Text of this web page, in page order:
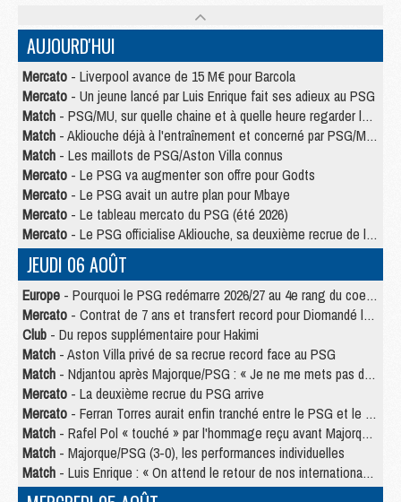
AUJOURD'HUI
Mercato - Liverpool avance de 15 M€ pour Barcola
Mercato - Un jeune lancé par Luis Enrique fait ses adieux au PSG
Match - PSG/MU, sur quelle chaine et à quelle heure regarder le match ?
Match - Akliouche déjà à l'entraînement et concerné par PSG/MU ?
Match - Les maillots de PSG/Aston Villa connus
Mercato - Le PSG va augmenter son offre pour Godts
Mercato - Le PSG avait un autre plan pour Mbaye
Mercato - Le tableau mercato du PSG (été 2026)
Mercato - Le PSG officialise Akliouche, sa deuxième recrue de l’été
JEUDI 06 AOÛT
Europe - Pourquoi le PSG redémarre 2026/27 au 4e rang du coefficient UEFA
Mercato - Contrat de 7 ans et transfert record pour Diomandé loin du PSG
Club - Du repos supplémentaire pour Hakimi
Match - Aston Villa privé de sa recrue record face au PSG
Match - Ndjantou après Majorque/PSG : « Je ne me mets pas de plafond »
Mercato - La deuxième recrue du PSG arrive
Mercato - Ferran Torres aurait enfin tranché entre le PSG et le Barça
Match - Rafel Pol « touché » par l'hommage reçu avant Majorque/PSG
Match - Majorque/PSG (3-0), les performances individuelles
Match - Luis Enrique : « On attend le retour de nos internationaux »